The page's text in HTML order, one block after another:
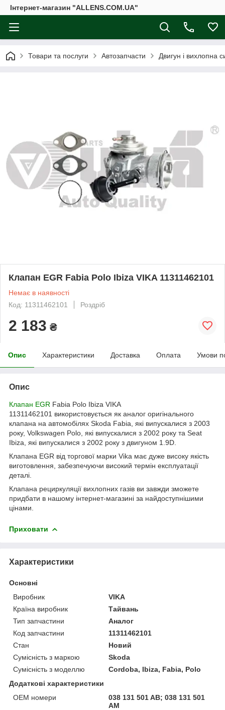
Інтернет-магазин "ALLENS.COM.UA"
Товари та послуги Автозапчасти Двигун і вихлопна
Клапан EGR Fabia Polo Ibiza VIKA 11311462101
Немає в наявності
Код: 11311462101
Роздріб
2 183 ₴
Опис Характеристики Доставка Оплата Умови
Опис
Клапан EGR Fabia Polo Ibiza VIKA
11311462101 використовується як аналог оригінального
клапана на автомобілях Skoda Fabia, які випускалися з 2003
року, Volkswagen Polo, які випускалися з 2002 року та Seat
Ibiza, які випускалися з 2002 року з двигуном 1.9D.
Клапана EGR від торгової марки Vika має дуже високу якість
виготовлення, забезпечуючи високий термін експлуатації
деталі.
Клапана рециркуляції вихлопних газів ви завжди зможете
придбати в нашому інтернет-магазині за найдоступнішими
цінами.
Приховати
Характеристики
Основні
Виробник
VIKA
Країна виробник
Тайвань
Тип запчастини
Аналог
Код запчастини
11311462101
Стан
Новий
Сумісність з маркою
Skoda
Сумісність з моделлю
Cordoba, Ibiza, Fabia, Polo
Додаткові характеристики
ОЕМ номери
038 131 501 AB; 038 131 501
AM